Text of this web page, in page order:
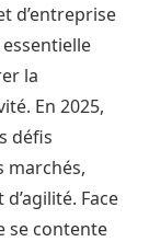
d’entreprise
la
En 2025,
défis
marchés,
Face
se contente